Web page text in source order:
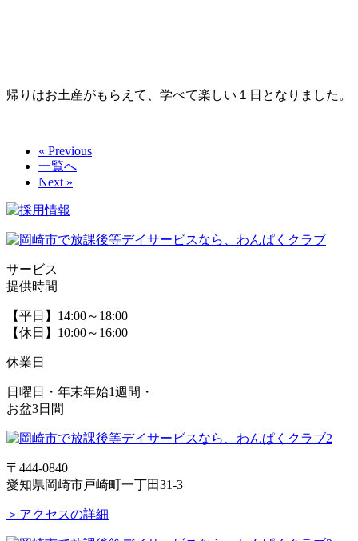
帰りはお土産がもらえて、学べて楽しい１日となりました。
« Previous
一覧へ
Next »
サービス
提供時間
【平日】14:00～18:00
【休日】10:00～16:00
休業日
日曜日・年末年始1週間・
お盆3日間
〒444-0840
愛知県岡崎市戸崎町一丁田31-3
＞アクセスの詳細